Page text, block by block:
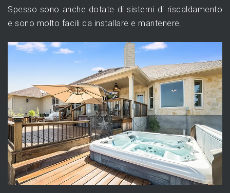
Spesso sono anche dotate di sistemi di riscaldamento
e sono molto facili da installare e mantenere.